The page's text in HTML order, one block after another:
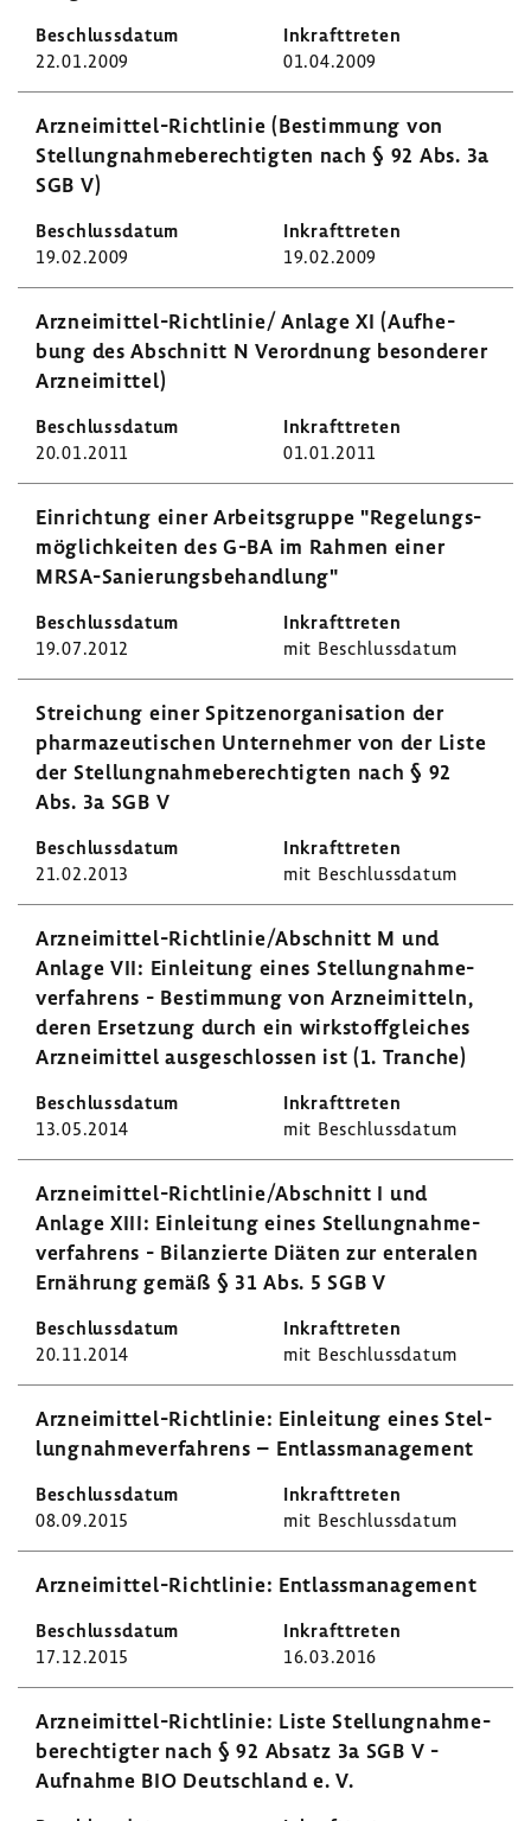
22.01.2009 01.04.2009
Arzneimittel-​Richtlinie (Bestim­mung von
Stel­lung­nah­me­be­rech­tigten nach § 92 Abs. 3a
SGB V)
19.02.2009 19.02.2009
Arzneimittel-​Richtlinie/ Anlage XI (Aufhe­
bung des Abschnitt N Verord­nung beson­derer
Arznei­mittel)
20.01.2011 01.01.2011
Einrich­tung einer Arbeits­gruppe "Rege­lungs­
mög­lich­keiten des G-BA im Rahmen einer
MRSA-​Sanierungsbehandlung"
19.07.2012 mit Beschluss­datum
Strei­chung einer Spit­zen­or­ga­ni­sa­tion der
phar­ma­zeu­ti­schen Unter­nehmer von der Liste
der Stel­lung­nah­me­be­rech­tigten nach § 92
Abs. 3a SGB V
21.02.2013 mit Beschluss­datum
Arzneimittel-​Richtlinie/Abschnitt M und
Anlage VII: Einlei­tung eines Stel­lung­nah­me­
ver­fah­rens - Bestim­mung von Arznei­mit­teln,
deren Erset­zung durch ein wirk­stoff­glei­ches
Arznei­mittel ausge­schlossen ist (1. Tranche)
13.05.2014 mit Beschluss­datum
Arzneimittel-​Richtlinie/Abschnitt I und
Anlage XIII: Einlei­tung eines Stel­lung­nah­me­
ver­fah­rens - Bilan­zierte Diäten zur ente­ralen
Ernäh­rung gemäß § 31 Abs. 5 SGB V
20.11.2014 mit Beschluss­datum
Arzneimittel-​Richtlinie: Einlei­tung eines Stel­
lung­nah­me­ver­fah­rens – Entlass­ma­nage­ment
08.09.2015 mit Beschluss­datum
Arzneimittel-​Richtlinie: Entlass­ma­nage­ment
17.12.2015 16.03.2016
Arzneimittel-​Richtlinie: Liste Stel­lung­nah­me­
be­rech­tigter nach § 92 Absatz 3a SGB V -
Aufnahme BIO Deutsch­land e. V.